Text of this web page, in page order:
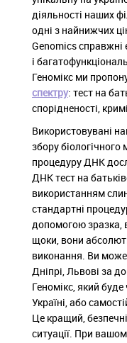
діяльності наших
одні з найнижчих
Genomics справжні
і
Геномікс ми
спектру: тест на
спорідненості,
Використовувані
збору
процедуру ДНК
ДНК тест на
використанням
стандартні
допомогою зразка,
щоки, вони
виконання. Ви
Дніпрі, Львові за
Геномікс, який
Україні, або
Це кращий,
ситуації. При